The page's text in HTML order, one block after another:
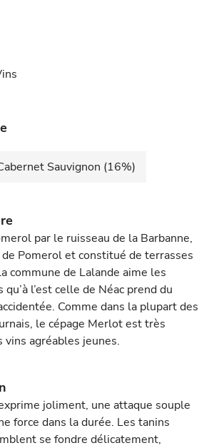
Sauvignon (16%)
par le ruisseau de la Barbanne,
Pomerol et constitué de terrasses
commune de Lalande aime les
l’est celle de Néac prend du
Comme dans la plupart des
le cépage Merlot est très
vins agréables jeunes.
joliment, une attaque souple
force dans la durée. Les tanins
se fondre délicatement,